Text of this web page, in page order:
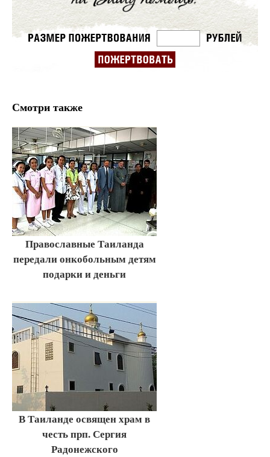
Смотри также
Православные Таиланда
передали онкобольным детям
подарки и деньги
В Таиланде освящен храм в
честь прп. Сергия
Радонежского